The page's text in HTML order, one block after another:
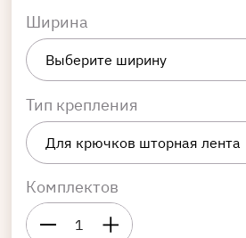
Ширина
Тип крепления
Комплектов
1